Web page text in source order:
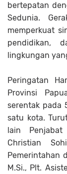
bertepatan
Sedunia.
memperkuat
pendidikan,
lingkungan
Peringatan
Provinsi
serentak pada
satu kota.
lain
Christian
Pemerintahan
M.Si., Plt.